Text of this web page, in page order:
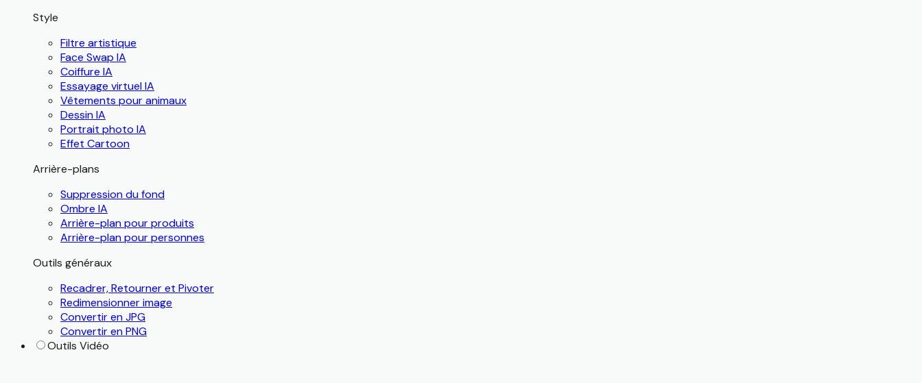
Style
Filtre artistique
Face Swap IA
Coiffure IA
Essayage virtuel IA
Vêtements pour animaux
Dessin IA
Portrait photo IA
Effet Cartoon
Arrière-plans
Suppression du fond
Ombre IA
Arrière-plan pour produits
Arrière-plan pour personnes
Outils généraux
Recadrer, Retourner et Pivoter
Redimensionner image
Convertir en JPG
Convertir en PNG
Outils Vidéo